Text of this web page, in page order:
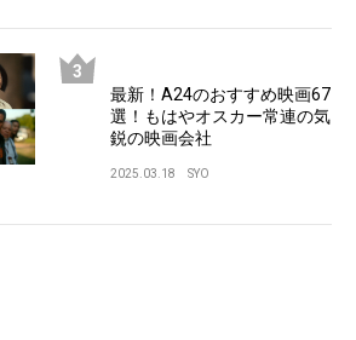
最新！A24のおすすめ映画67
選！もはやオスカー常連の気
鋭の映画会社
2025.03.18 SYO